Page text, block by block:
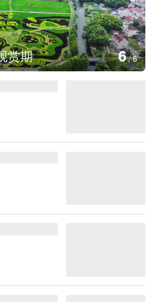
图集
厄瓜
1/6